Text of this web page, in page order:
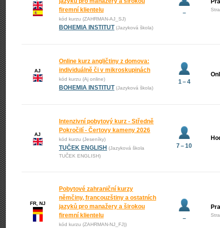
firemní klientelu
kód kurzu (ZAHRMAN-AJ_SJ)
BOHEMIA INSTITUT (Jazyková škola)
–
AJ
Online kurz angličtiny z domova:
individuálně či v mikroskupinách
kód kurzu (Aj online)
BOHEMIA INSTITUT (Jazyková škola)
1 – 4
AJ
Intenzivní pobytový kurz - Středně
Pokročilí - Čertovy kameny 2026
kód kurzu (Jeseníky)
TUČEK ENGLISH (Jazyková škola
TUČEK ENGLISH)
7 – 10
FR, NJ
Pobytové zahraniční kurzy
němčiny, francouzštiny a ostatních
jazyků pro manažery a širokou
firemní klientelu
kód kurzu (ZAHRMAN-NJ_FJ))
–